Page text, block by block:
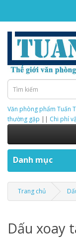
Văn phòng phẩm Tuấn
thường gặp || Chi phí
Danh mục
Trang chủ
Dấu xoay